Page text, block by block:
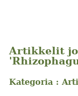
Artikkelit
Kategoria :